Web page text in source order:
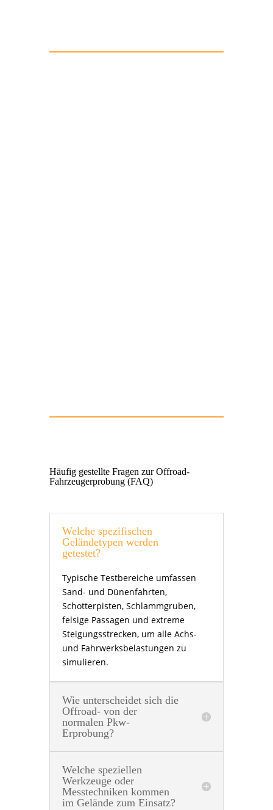
Häufig gestellte Fragen zur Offroad-
Fahrzeugerprobung (FAQ)
Welche spezifischen
Geländetypen werden
getestet?
Typische Testbereiche umfassen
Sand- und Dünenfahrten,
Schotterpisten, Schlammgruben,
felsige Passagen und extreme
Steigungsstrecken, um alle Achs-
und Fahrwerksbelastungen zu
simulieren.
Wie unterscheidet sich die
Offroad- von der
normalen Pkw-
Erprobung?
Welche speziellen
Werkzeuge oder
Messtechniken kommen
im Gelände zum Einsatz?